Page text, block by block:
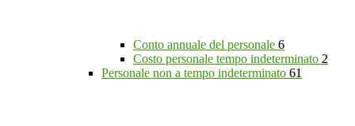
Conto annuale del personale 6
Costo personale tempo indeterminato 2
Personale non a tempo indeterminato 61